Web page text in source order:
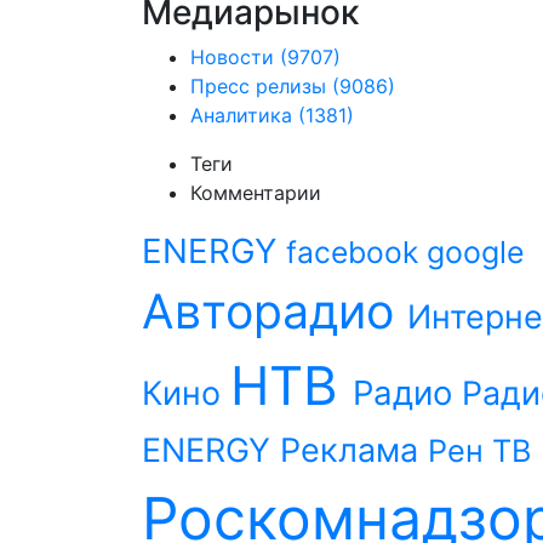
Медиарынок
Новости (9707)
Пресс релизы (9086)
Аналитика (1381)
Теги
Комментарии
ENERGY facebook google
Авторадио
Кино НТВ Радио
ENERGY Реклама Рен ТВ